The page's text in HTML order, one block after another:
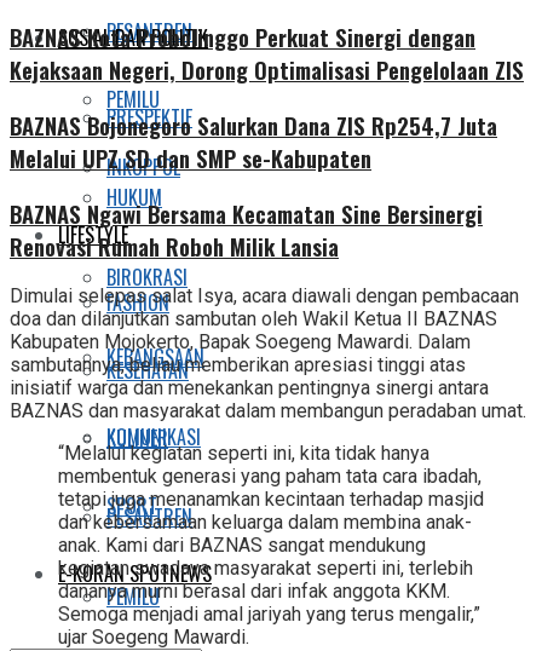
PESANTREN
PEMILU
INKOPPOL
LIFESTYLE
FASHION
KESEHATAN
KULINER
SPORT
E-KORAN SPOTNEWS
SOSIAL DAN POLITIK
PRESPEKTIF
HUKUM
BIROKRASI
KEBANGSAAN
KOMUNIKASI
PESANTREN
PEMILU
BAZNAS Kota Probolinggo Perkuat Sinergi dengan
Kejaksaan Negeri, Dorong Optimalisasi Pengelolaan ZIS
BAZNAS Bojonegoro Salurkan Dana ZIS Rp254,7 Juta
Melalui UPZ SD dan SMP se-Kabupaten
BAZNAS Ngawi Bersama Kecamatan Sine Bersinergi
Renovasi Rumah Roboh Milik Lansia
Dimulai selepas salat Isya, acara diawali dengan pembacaan
doa dan dilanjutkan sambutan oleh Wakil Ketua II BAZNAS
Kabupaten Mojokerto, Bapak Soegeng Mawardi. Dalam
sambutannya, beliau memberikan apresiasi tinggi atas
inisiatif warga dan menekankan pentingnya sinergi antara
BAZNAS dan masyarakat dalam membangun peradaban umat.
“Melalui kegiatan seperti ini, kita tidak hanya
membentuk generasi yang paham tata cara ibadah,
tetapi juga menanamkan kecintaan terhadap masjid
dan kebersamaan keluarga dalam membina anak-
anak. Kami dari BAZNAS sangat mendukung
kegiatan swadaya masyarakat seperti ini, terlebih
dananya murni berasal dari infak anggota KKM.
Semoga menjadi amal jariyah yang terus mengalir,”
ujar Soegeng Mawardi.